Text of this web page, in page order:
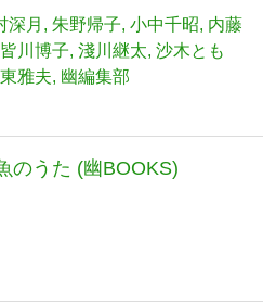
深月 朱野帰子 小中千昭 内藤
皆川博子 淺川継太 沙木とも
東雅夫 幽編集部
のうた (幽BOOKS)